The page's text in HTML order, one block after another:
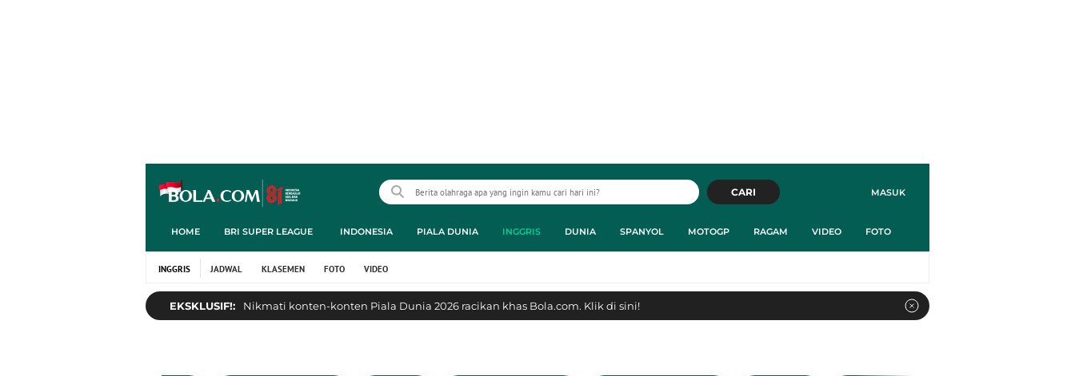
MASUK
CARI
HOME BRI SUPER LEAGUE INDONESIA PIALA DUNIA INGGRIS DUNIA SPANYOL MOTOGP RAGAM VIDEO FOTO
INGGRIS JADWAL KLASEMEN FOTO VIDEO
EKSKLUSIF!: Nikmati konten-konten Piala Dunia 2026 racikan khas Bola.com. Klik di sini!